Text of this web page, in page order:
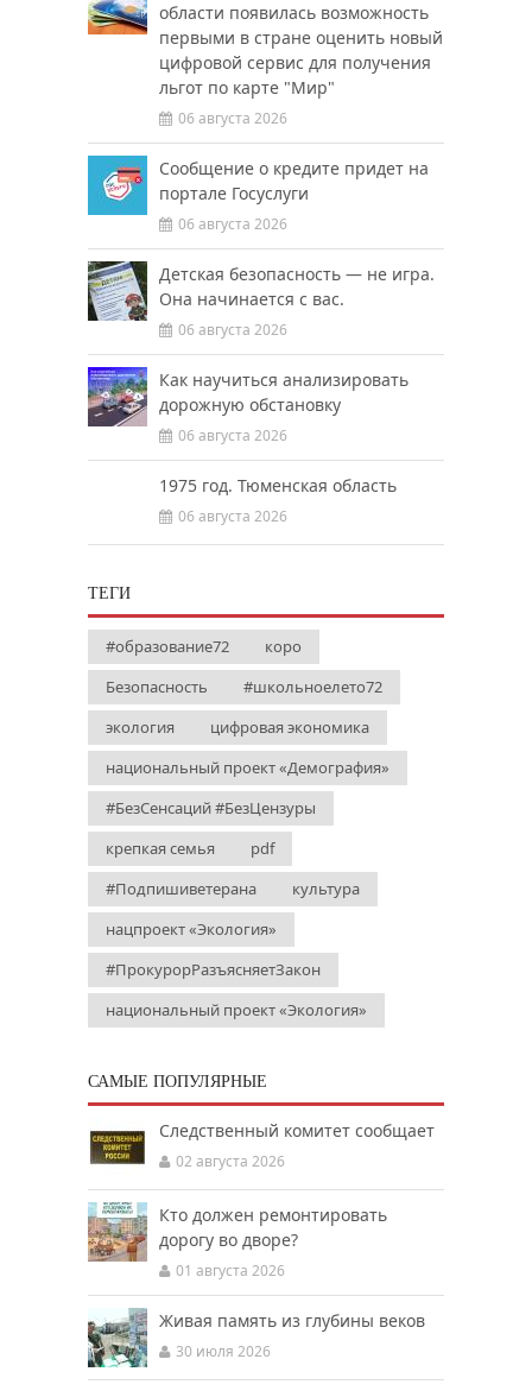
области появилась возможность
первыми в стране оценить новый
цифровой сервис для получения
льгот по карте "Мир"
06 августа 2026
Сообщение о кредите придет на
портале Госуслуги
06 августа 2026
Детская безопасность — не игра.
Она начинается с вас.
06 августа 2026
Как научиться анализировать
дорожную обстановку
06 августа 2026
1975 год. Тюменская область
06 августа 2026
ТЕГИ
#образование72
коро
Безопасность
#школьноелето72
экология
цифровая экономика
национальный проект «Демография»
#БезСенсаций #БезЦензуры
крепкая семья
pdf
#Подпишиветерана
культура
нацпроект «Экология»
#ПрокурорРазъясняетЗакон
национальный проект «Экология»
САМЫЕ ПОПУЛЯРНЫЕ
Следственный комитет сообщает
02 августа 2026
Кто должен ремонтировать
дорогу во дворе?
01 августа 2026
Живая память из глубины веков
30 июля 2026